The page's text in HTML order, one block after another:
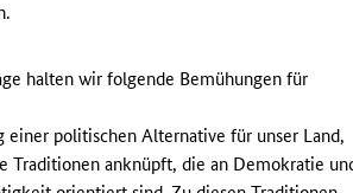
halten wir folgende Bemühungen für
einer politischen Alternative für unser Land,
Traditionen anknüpft, die an Demokratie